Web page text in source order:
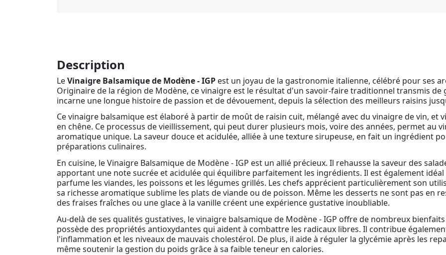
Description
LeVinaigre Balsamique de Modène - IGP est un joyau de la gastronomie italienne, célébré pour ses
Originaire de la région de Modène, ce vinaigre est le résultat d'un savoir-faire traditionnel transmis
incarne une longue histoire de passion et de dévouement, depuis la sélection des meilleurs raisins
Ce vinaigre balsamique est élaboré à partir de moût de raisin cuit, mélangé avec du vinaigre de vin, et
en chêne. Ce processus de vieillissement, qui peut durer plusieurs mois, voire des années, permet au
aromatique unique. La saveur douce et acidulée, alliée à une texture sirupeuse, en fait un ingrédient
préparations culinaires.
En cuisine, le Vinaigre Balsamique de Modène - IGP est un allié précieux. Il rehausse la saveur des
apportant une note sucrée et acidulée qui équilibre parfaitement les ingrédients. Il est également
parfume les viandes, les poissons et les légumes grillés. Les chefs apprécient particulièrement son
sa richesse aromatique sublime les plats de viande ou de poisson. Même les desserts ne sont pas en
des fraises fraîches ou une glace à la vanille créent une expérience gustative inoubliable.
Au-delà de ses qualités gustatives, le vinaigre balsamique de Modène - IGP offre de nombreux
possède des propriétés antioxydantes qui aident à combattre les radicaux libres. Il contribue
l'inflammation et les niveaux de mauvais cholestérol. De plus, il aide à réguler la glycémie après les
même soutenir la gestion du poids grâce à sa faible teneur en calories.